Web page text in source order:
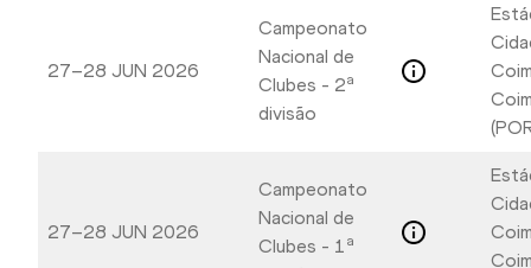
27–28 JUN 2026
Campeonato
Nacional de
Clubes - 2ª
divisão
27–28 JUN 2026
Campeonato
Nacional de
Clubes - 1ª